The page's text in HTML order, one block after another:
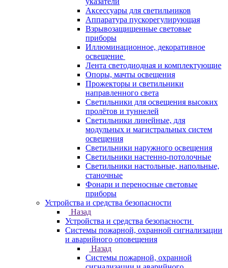
Аксессуары для светильников
Аппаратура пускорегулирующая
Взрывозащищенные световые
приборы
Иллюминационное, декоративное
освещение
Лента светодиодная и комплектующие
Опоры, мачты освещения
Прожекторы и светильники
направленного света
Светильники для освещения высоких
пролётов и туннелей
Светильники линейные, для
модульных и магистральных систем
освещения
Светильники наружного освещения
Светильники настенно-потолочные
Светильники настольные, напольные,
станочные
Фонари и переносные световые
приборы
Устройства и средства безопасности
Назад
Устройства и средства безопасности
Системы пожарной, охранной сигнализации
и аварийного оповещения
Назад
Системы пожарной, охранной